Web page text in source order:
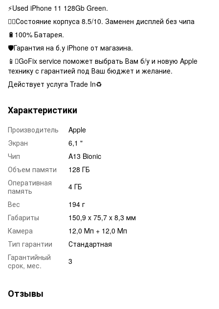
⚡️Used iPhone 11 128Gb Green.
👌🏻Состояние корпуса 8.5/10. Заменен дисплей без чипа
🔋100% Батарея.
🛡Гарантия на б.у iPhone от магазина.
📱GoFix service поможет выбрать Вам б/у и новую Apple
технику с гарантией под Ваш бюджет и желание.
Действует услуга Trade In♻️
Характеристики
Производитель
Apple
Экран
6,1 "
Чип
A13 Bionic
Объем памяти
128 ГБ
Оперативная
память
4 ГБ
Вес
194 г
Габариты
150,9 x 75,7 x 8,3 мм
Камера
12,0 Мп + 12,0 Мп
Тип гарантии
Стандартная
Гарантийный
срок, мес.
3
Отзывы